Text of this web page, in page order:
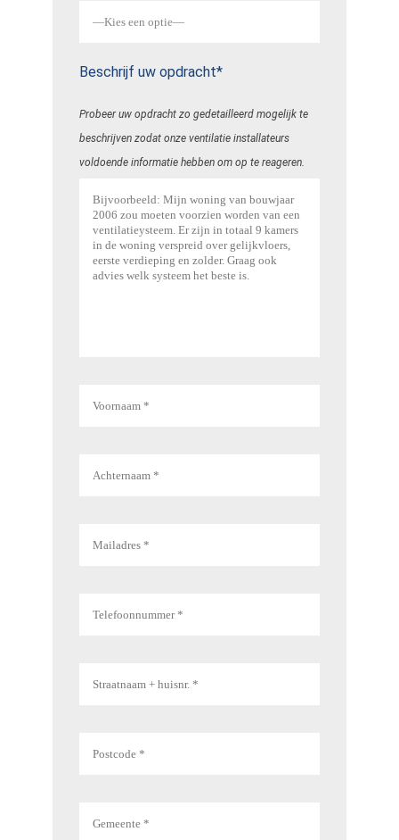
Beschrijf uw opdracht*
Probeer uw opdracht zo gedetailleerd mogelijk te
beschrijven zodat onze ventilatie installateurs
voldoende informatie hebben om op te reageren.